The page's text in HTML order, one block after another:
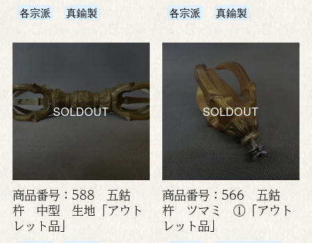
各宗派 真鍮製 各宗派 真鍮製
SOLDOUT
商品番号：588 五鈷
杵 中型 生地「アウト
レット品」
SOLDOUT
商品番号：566 五鈷
杵 ツマミ ①「アウト
レット品」